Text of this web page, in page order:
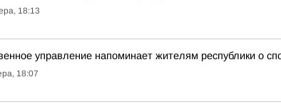
18:13
управление напоминает жителям республики о
18:07